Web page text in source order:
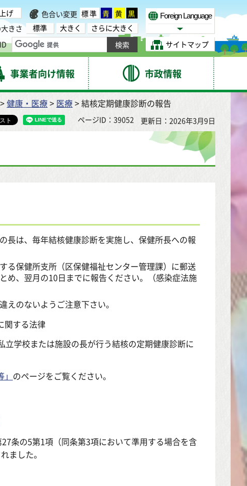
げ 色合い変更 標準 青 黄 黒
きさ
標準 大きく
さらに大きく
Foreign Language
Select Language
サイトマップ
事業者向け情報 市政情報
>健康・医療> 医療> 結核定期健康診断の報告
ページID：39052 更新日：2026年3月9日
は、毎年結核健康診断を実施し、保健所長への報
る保健所支所（区保健福祉センター管理課）に郵送
め、翌月の10日までに報告ください。（感染症法施
えのないようご注意下さい。
関する法律
学校または施設の長が行う結核の定期健康診断に
のページをご覧ください。
条の5第1項（同条第3項において準用する場合を含
ました。